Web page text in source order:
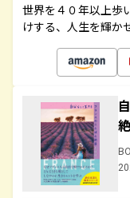
世界を４０年以上歩
けする、人生を輝か